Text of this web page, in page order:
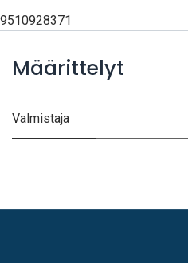
9510928371
Määrittelyt
Valmistaja